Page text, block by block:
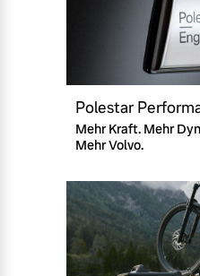
Polestar
Mehr Kraft. Mehr
Mehr Volvo.